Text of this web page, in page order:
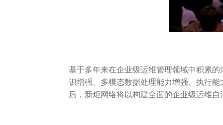
基于多年来在企业级运维管理领域中积累
识增强、多模态数据处理能力增强、执行
后，新炬网络将以构建全面的企业级运维